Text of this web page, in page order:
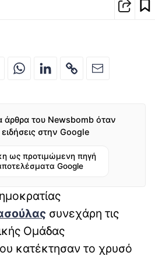
άρθρα του Newsbomb όταν
στην Google
ως προτιμώμενη πηγή
Google
συνεχάρη τις
Ομάδας
κατέκτησαν το χρυσό